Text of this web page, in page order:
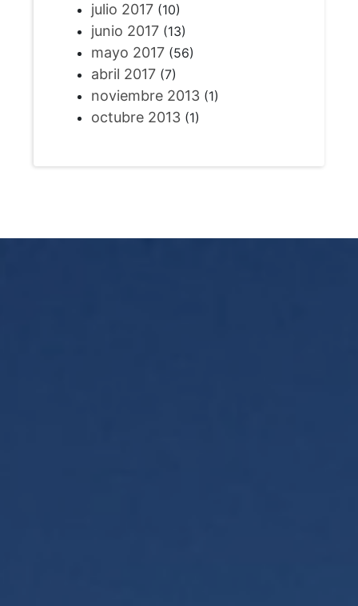
julio 2017(10)
junio 2017(13)
mayo 2017(56)
abril 2017(7)
noviembre 2013(1)
octubre 2013(1)